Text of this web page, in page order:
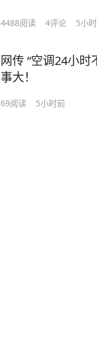
4488阅读 4评论 5小
网传 “空调24小
事大！
69阅读 5小时前